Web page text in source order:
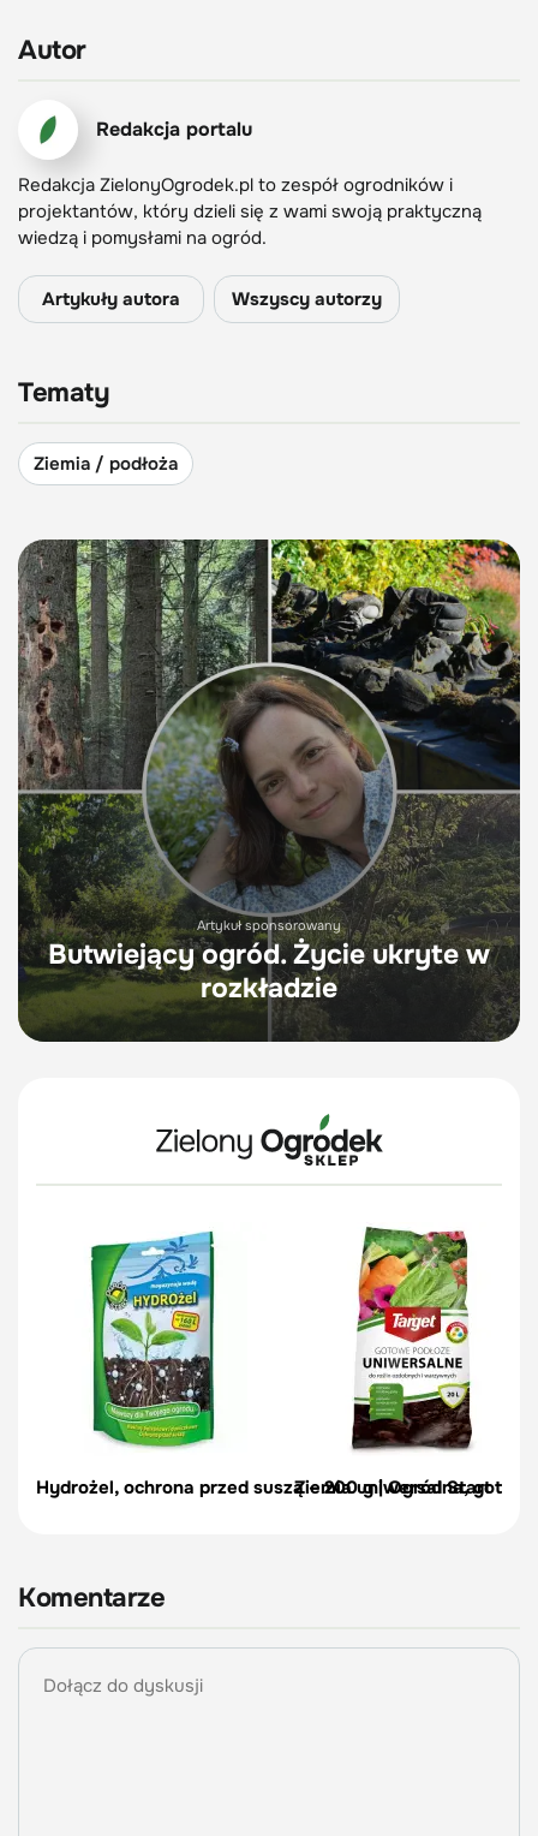
Autor
Redakcja portalu
Redakcja ZielonyOgrodek.pl to zespół ogrodników i
projektantów, który dzieli się z wami swoją praktyczną
wiedzą i pomysłami na ogród.
Artykuły autora Wszyscy autorzy
Tematy
Ziemia / podłoża
Artykuł sponsorowany
Butwiejący ogród. Życie ukryte w
rozkładzie
Hydrożel, ochrona przed suszą – 200 g | Ogród Start
Ziemia uniwersalna,
Komentarze